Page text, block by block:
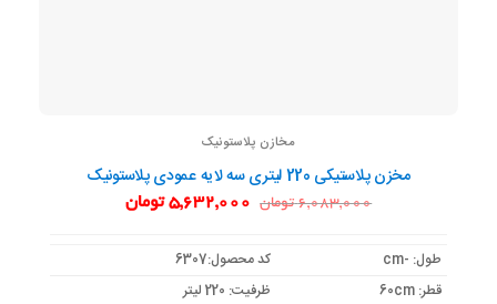
مخازن پلاستونیک
مخزن پلاستیکی 220 لیتری سه لایه عمودی پلاستونیک
6,083,000 تومان قیمت
اصلی:
بود.
5,632,000 تومانقیمت
طول: -cm
کد محصول:6307
قطر: 60cm
ظرفیت: 220 لیتر